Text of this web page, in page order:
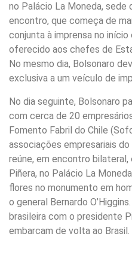
no Palácio La Moneda, sede
encontro, que começa de
conjunta à imprensa no
oferecido aos chefes de
No mesmo dia, Bolsonaro
exclusiva a um veículo de
No dia seguinte, Bolsonaro
com cerca de 20
Fomento Fabril do Chile
associações empresariais
reúne, em encontro
Piñera, no Palácio La
flores no monumento em
o general Bernardo
brasileira com o presidente
embarcam de volta ao Brasil.